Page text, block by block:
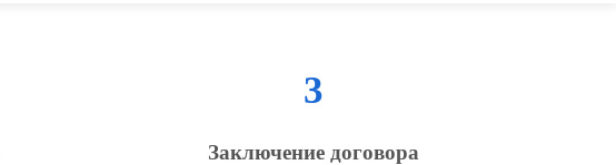
3
Заключение договора